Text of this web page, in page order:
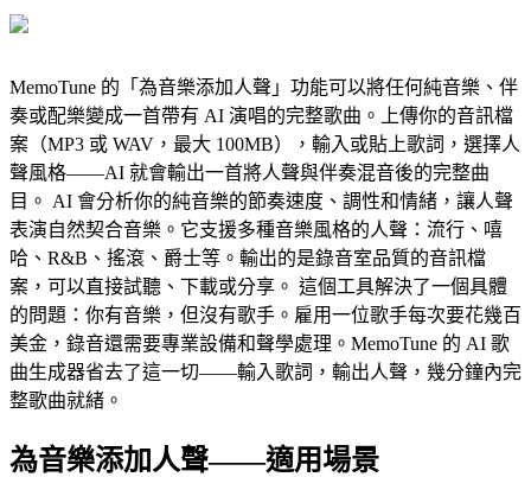
MemoTune 的「為音樂添加人聲」功能可以將任何純音樂、伴
奏或配樂變成一首帶有 AI 演唱的完整歌曲。上傳你的音訊檔
案（MP3 或 WAV，最大 100MB），輸入或貼上歌詞，選擇人
聲風格——AI 就會輸出一首將人聲與伴奏混音後的完整曲
目。 AI 會分析你的純音樂的節奏速度、調性和情緒，讓人聲
表演自然契合音樂。它支援多種音樂風格的人聲：流行、嘻
哈、R&B、搖滾、爵士等。輸出的是錄音室品質的音訊檔
案，可以直接試聽、下載或分享。 這個工具解決了一個具體
的問題：你有音樂，但沒有歌手。雇用一位歌手每次要花幾百
美金，錄音還需要專業設備和聲學處理。MemoTune 的 AI 歌
曲生成器省去了這一切——輸入歌詞，輸出人聲，幾分鐘內完
整歌曲就緒。
為音樂添加人聲——適用場景